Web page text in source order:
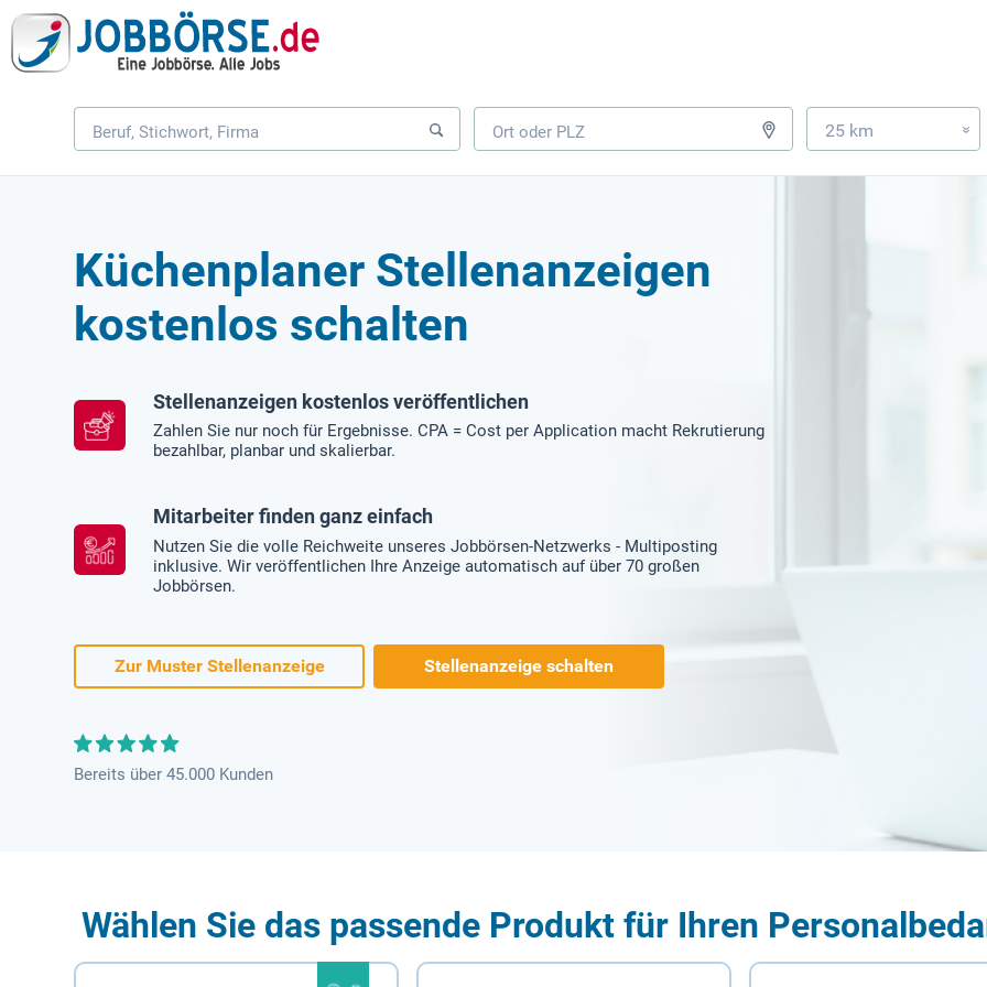
25 km »
Küchenplaner Stellenanzeigen
kostenlos schalten
Stellenanzeigen kostenlos veröffentlichen
Zahlen Sie nur noch für Ergebnisse. CPA = Cost per Application macht Rekrutierung
bezahlbar, planbar und skalierbar.
Mitarbeiter finden ganz einfach
Nutzen Sie die volle Reichweite unseres Jobbörsen-Netzwerks - Multiposting
inklusive. Wir veröffentlichen Ihre Anzeige automatisch auf über 70 großen
Jobbörsen.
Zur Muster Stellenanzeige Stellenanzeige schalten
Bereits über 45.000 Kunden
Wählen Sie das passende Produkt für Ihren